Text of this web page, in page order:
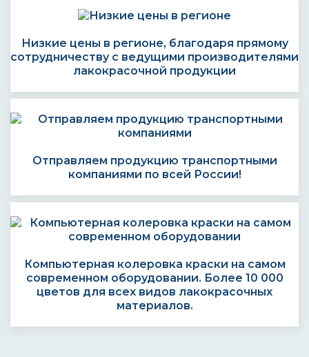
Низкие цены в регионе, благодаря прямому
сотрудничеству с ведущими производителями
лакокрасочной продукции
Отправляем продукцию транспортными
компаниями по всей России!
Компьютерная колеровка краски на самом
современном оборудовании. Более 10 000
цветов для всех видов лакокрасочных
материалов.